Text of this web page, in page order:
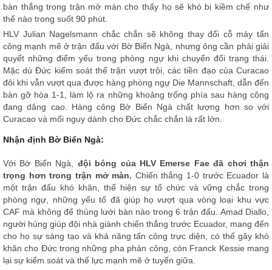
bàn thắng trong trận mở màn cho thấy họ sẽ khó bị kiềm chế như
thế nào trong suốt 90 phút.
HLV Julian Nagelsmann chắc chắn sẽ không thay đổi cỗ máy tấn
công mạnh mẽ ở trận đấu với Bờ Biển Ngà, nhưng ông cần phải giải
quyết những điểm yếu trong phòng ngự khi chuyển đổi trạng thái.
Mặc dù Đức kiểm soát thế trận vượt trội, các tiền đạo của Curacao
đôi khi vẫn vượt qua được hàng phòng ngự Die Mannschaft, dẫn đến
bàn gỡ hòa 1-1, làm lộ ra những khoảng trống phía sau hàng công
đang dâng cao. Hàng công Bờ Biển Ngà chất lượng hơn so với
Curacao và mối nguy dành cho Đức chắc chắn là rất lớn.
Nhận định Bờ Biển Ngà:
Với Bờ Biển Ngà, đội bóng của HLV Emerse Fae đã chơi thận
trọng hơn trong trận mở màn. Chiến thắng 1-0 trước Ecuador là
một trận đấu khó khăn, thể hiện sự tổ chức và vững chắc trong
phòng ngự, những yếu tố đã giúp họ vượt qua vòng loại khu vực
CAF mà không để thủng lưới bàn nào trong 6 trận đấu. Amad Diallo,
người hùng giúp đội nhà giành chiến thắng trước Ecuador, mang đến
cho họ sự sáng tạo và khả năng tấn công trực diện, có thể gây khó
khăn cho Đức trong những pha phản công, còn Franck Kessie mang
lại sự kiểm soát và thể lực mạnh mẽ ở tuyến giữa.